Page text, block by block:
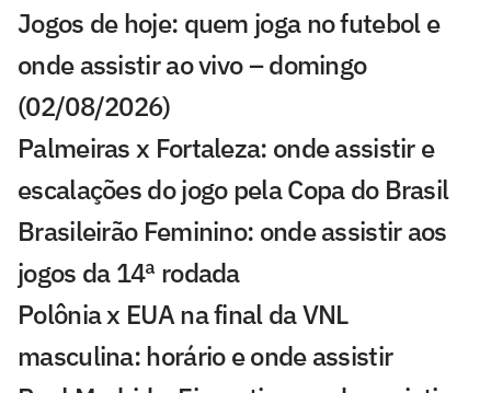
Jogos de hoje: quem joga no futebol e
onde assistir ao vivo – domingo
(02/08/2026)
Palmeiras x Fortaleza: onde assistir e
escalações do jogo pela Copa do Brasil
Brasileirão Feminino: onde assistir aos
jogos da 14ª rodada
Polônia x EUA na final da VNL
masculina: horário e onde assistir